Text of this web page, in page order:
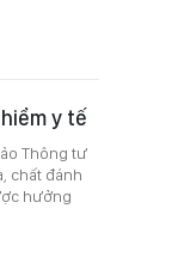
y tế
Thông tư
chất đánh
hưởng